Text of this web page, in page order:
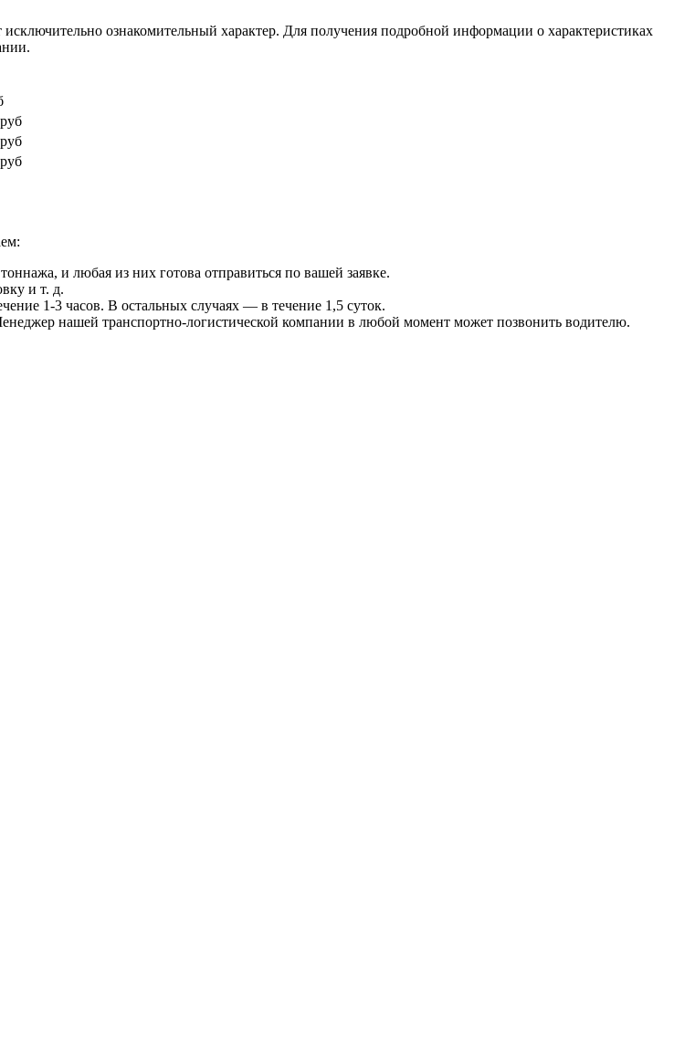
ознакомительный характер. Для получения подробной информации о характеристиках
и любая из них готова отправиться по вашей заявке.
и т. д.
1-3 часов. В остальных случаях — в течение 1,5 суток.
нашей транспортно-логистической компании в любой момент может позвонить водителю.